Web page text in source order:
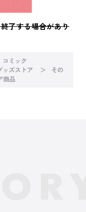
了する場合があり
コミック
ッズストア
その
商品